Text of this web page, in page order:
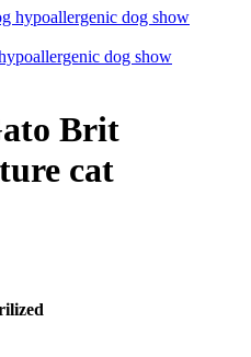
dog show
Brit
cat